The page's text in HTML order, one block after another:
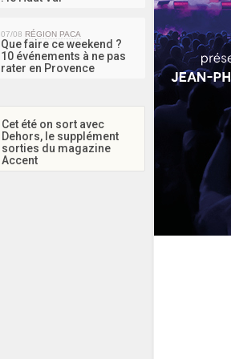
07/08 RÉGION PACA
Que faire ce weekend ?
10 événements à ne pas
rater en Provence
Cet été on sort avec
Dehors, le supplément
sorties du magazine
Accent